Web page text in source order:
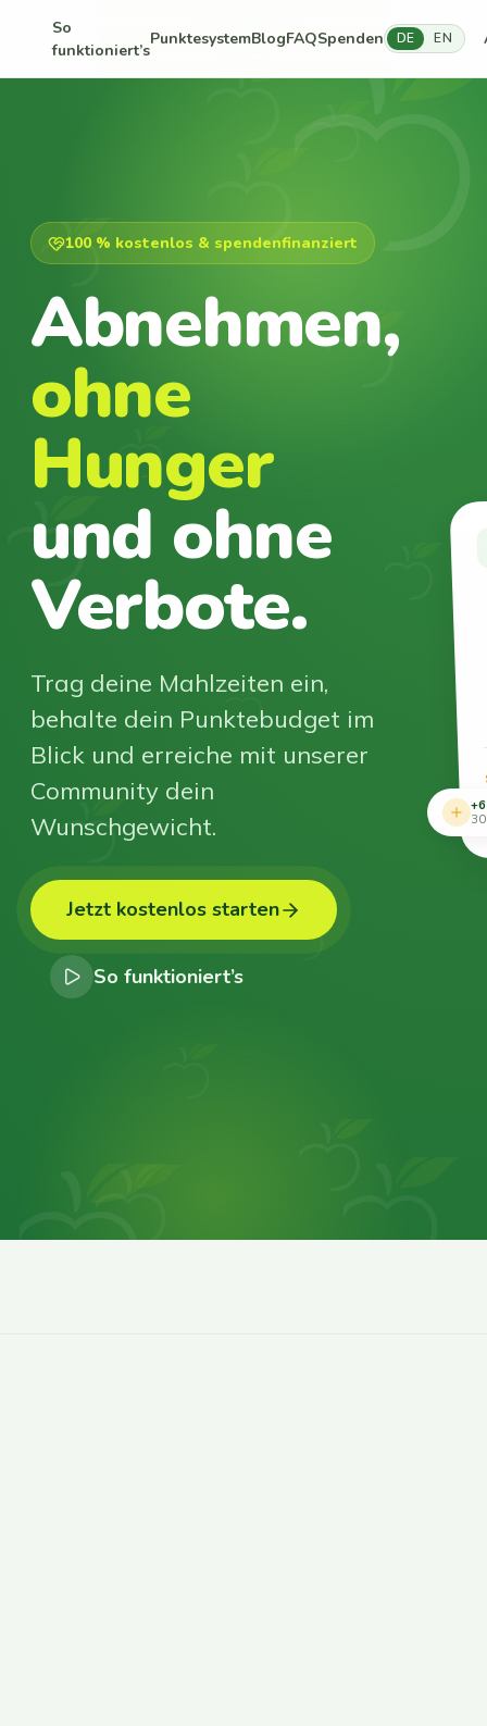
So
funktioniert’s
PunktesystemBlogFAQSpenden DE EN
100 % kostenlos & spendenfinanziert
Abnehmen,
ohne
Hunger
und ohne
Verbote.
Trag deine Mahlzeiten ein,
behalte dein Punktebudget im
Blick und erreiche mit unserer
Community dein
Wunschgewicht.
Jetzt kostenlos starten
So funktioniert’s